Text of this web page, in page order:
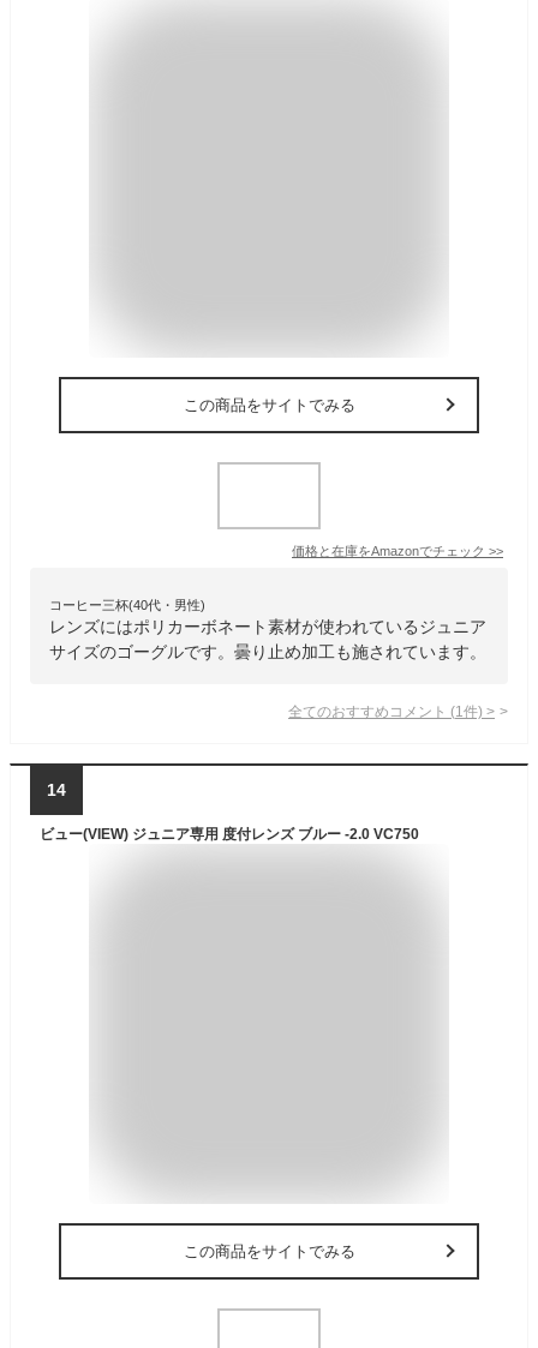
この商品をサイトでみる
価格と在庫をAmazonでチェック >>
コーヒー三杯(40代・男性)
レンズにはポリカーボネート素材が使われているジュニア
サイズのゴーグルです。曇り止め加工も施されています。
全てのおすすめコメント (1 件) >
14
ビュー(VIEW) ジュニア専用 度付レンズ ブルー -2.0 VC750
この商品をサイトでみる